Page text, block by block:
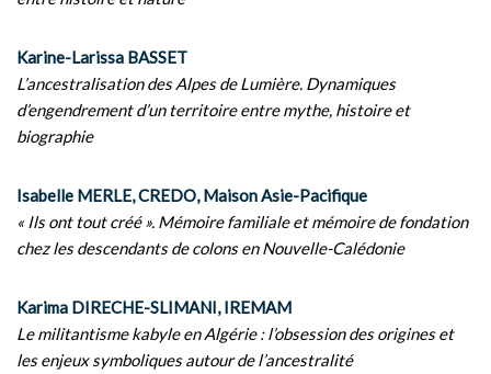
Karine-Larissa BASSET
L’ancestralisation des Alpes de Lumière. Dynamiques
d’engendrement d’un territoire entre mythe, histoire et
biographie
Isabelle MERLE, CREDO, Maison Asie-Pacifique
« Ils ont tout créé ». Mémoire familiale et mémoire de fondation
chez les descendants de colons en Nouvelle-Calédonie
Karima DIRECHE-SLIMANI, IREMAM
Le militantisme kabyle en Algérie : l’obsession des origines et
les enjeux symboliques autour de l’ancestralité